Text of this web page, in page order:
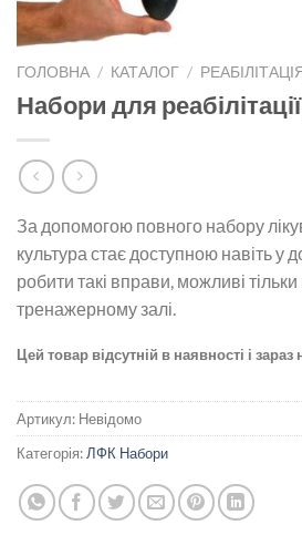
ГОЛОВНА / КАТАЛОГ /
Набори для
За допомогою повного набору
культура стає доступною навіть у
робити такі вправи, можливі
тренажерному залі.
Цей товар відсутній в наявності і
Артикул: Невідомо
Категорія: ЛФК Набори